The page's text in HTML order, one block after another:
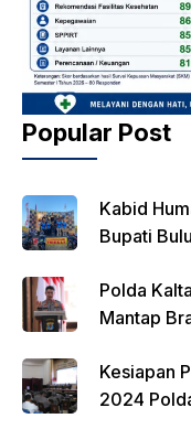
Popular Post
Kabid
Bupati
Polda
Mantap
Kesiapan
2024